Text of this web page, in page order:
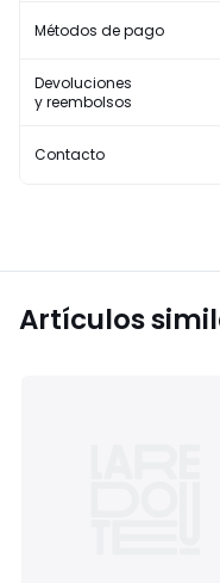
Métodos de pago
Devoluciones
y reembolsos
Contacto
Artículos